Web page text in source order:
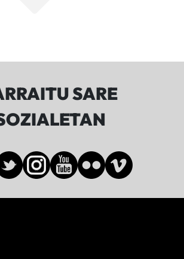
SARE